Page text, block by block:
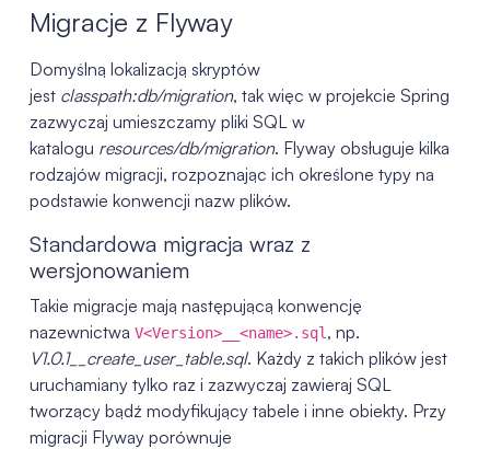
Migracje z Flyway
Domyślną lokalizacją skryptów
jest classpath:db/migration, tak więc w projekcie Spring
zazwyczaj umieszczamy pliki SQL w
katalogu resources/db/migration. Flyway obsługuje kilka
rodzajów migracji, rozpoznając ich określone typy na
podstawie konwencji nazw plików.
Standardowa migracja wraz z
wersjonowaniem
Takie migracje mają następującą konwencję
nazewnictwa V<Version>__<name>.sql , np.
V1.0.1__create_user_table.sql. Każdy z takich plików jest
uruchamiany tylko raz i zazwyczaj zawieraj SQL
tworzący bądź modyfikujący tabele i inne obiekty. Przy
migracji Flyway porównuje